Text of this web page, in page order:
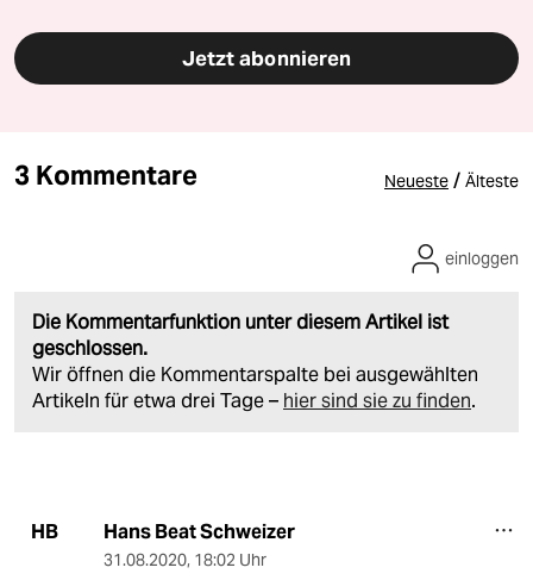
Jetzt abonnieren
3 Kommentare Neueste / Älteste
Die Kommentarfunktion unter diesem Artikel ist
geschlossen.
Wir öffnen die Kommentarspalte bei ausgewählten
Artikeln für etwa drei Tage – hier sind sie zu finden.
einloggen
HB Hans Beat Schweizer
31.08.2020, 18:02 Uhr